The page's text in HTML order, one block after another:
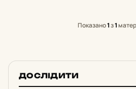
Показано1з1
ДОСЛІДИТИ